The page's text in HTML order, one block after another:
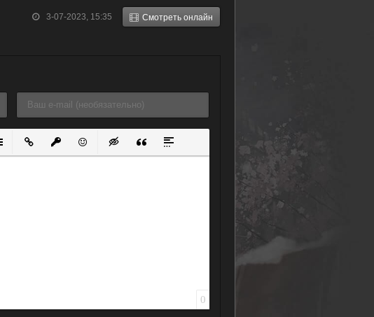
3-07-2023, 15:35 Смотреть онлайн
12 (2019)
Лелуш —
Император
списоксписок
Вставить ссылку
Вставить защищенную ссылку
Вставить смайлик
Вставка скрытого текста
Вставка цитаты
Вставка спойлера
0